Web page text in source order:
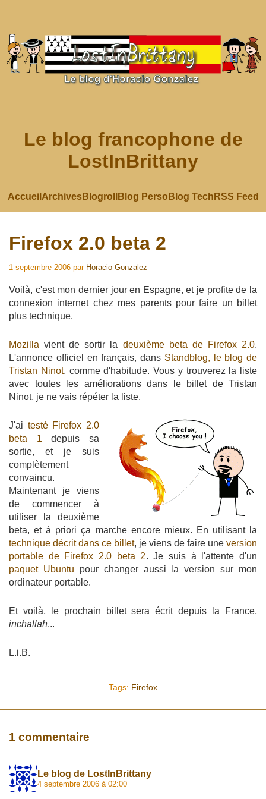
Le blog francophone de
LostInBrittany
Accueil ArchivesBlogroll Blog Perso Blog Tech RSS Feed
Firefox 2.0 beta 2
1 septembre 2006 par Horacio Gonzalez
Voilà, c'est mon dernier jour en Espagne, et je profite de la
connexion internet chez mes parents pour faire un billet
plus technique.
Mozilla vient de sortir la deuxième beta de Firefox 2.0.
L'annonce officiel en français, dans Standblog, le blog de
Tristan Ninot, comme d'habitude. Vous y trouverez la liste
avec toutes les améliorations dans le billet de Tristan
Ninot, je ne vais répéter la liste.
J'ai testé Firefox 2.0
beta 1 depuis sa
sortie, et je suis
complètement
convaincu.
Maintenant je viens
de commencer à
utiliser la deuxième
beta, et à priori ça marche encore mieux. En utilisant la
technique décrit dans ce billet, je viens de faire une version
portable de Firefox 2.0 beta 2. Je suis à l'attente d'un
paquet Ubuntu pour changer aussi la version sur mon
ordinateur portable.
Et voilà, le prochain billet sera écrit depuis la France,
inchallah...
L.i.B.
Tags: Firefox
1 commentaire
Le blog de LostInBrittany
4 septembre 2006 à 02:00